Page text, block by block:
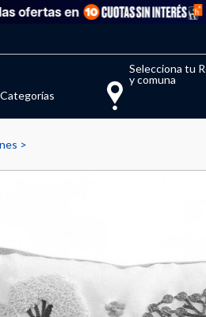
en
Categorías
Selecciona tu
y comuna
Llegaste al límite de productos